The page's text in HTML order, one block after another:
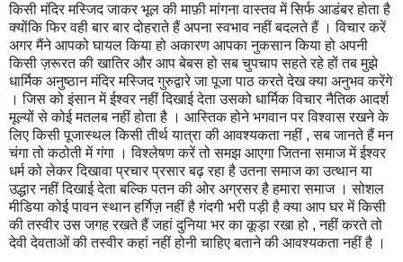
किसी मंदिर मस्जिद जाकर भूल की माफ़ी मांगना वास्तव में सिर्फ आडंबर होता है
क्योंकि फिर वही बार बार दोहराते हैं अपना स्वभाव नहीं बदलते हैं । विचार करें
अगर मैंने आपको घायल किया हो अकारण आपका नुकसान किया हो अपनी
किसी ज़रूरत की खातिर और आप बेबस हो सब चुपचाप सहते रहे हों तब मुझे
धार्मिक अनुष्ठान मंदिर मस्जिद गुरुद्वारे जा पूजा पाठ करते देख क्या अनुभव करेंगे
। जिस को इंसान में ईश्वर नहीं दिखाई देता उसको धार्मिक विचार नैतिक आदर्श
मूल्यों से कोई मतलब नहीं होता है । आस्तिक होने भगवान पर विश्वास रखने के
लिए किसी पूजास्थल किसी तीर्थ यात्रा की आवश्यकता नहीं , सब जानते हैं मन
चंगा तो कठोती में गंगा । विश्लेषण करें तो समझ आएगा जितना समाज में ईश्वर
धर्म को लेकर दिखावा प्रचार प्रसार बढ़ रहा है उतना समाज का उत्थान या
उद्धार नहीं दिखाई देता बल्कि पतन की ओर अग्रसर है हमारा समाज । सोशल
मीडिया कोई पावन स्थान हर्गिज़ नहीं है गंदगी भरी पड़ी है क्या आप घर में किसी
की तस्वीर उस जगह रखते हैं जहां दुनिया भर का कूड़ा रखा हो , नहीं करते तो
देवी देवताओं की तस्वीर कहां नहीं होनी चाहिए बताने की आवश्यकता नहीं है ।